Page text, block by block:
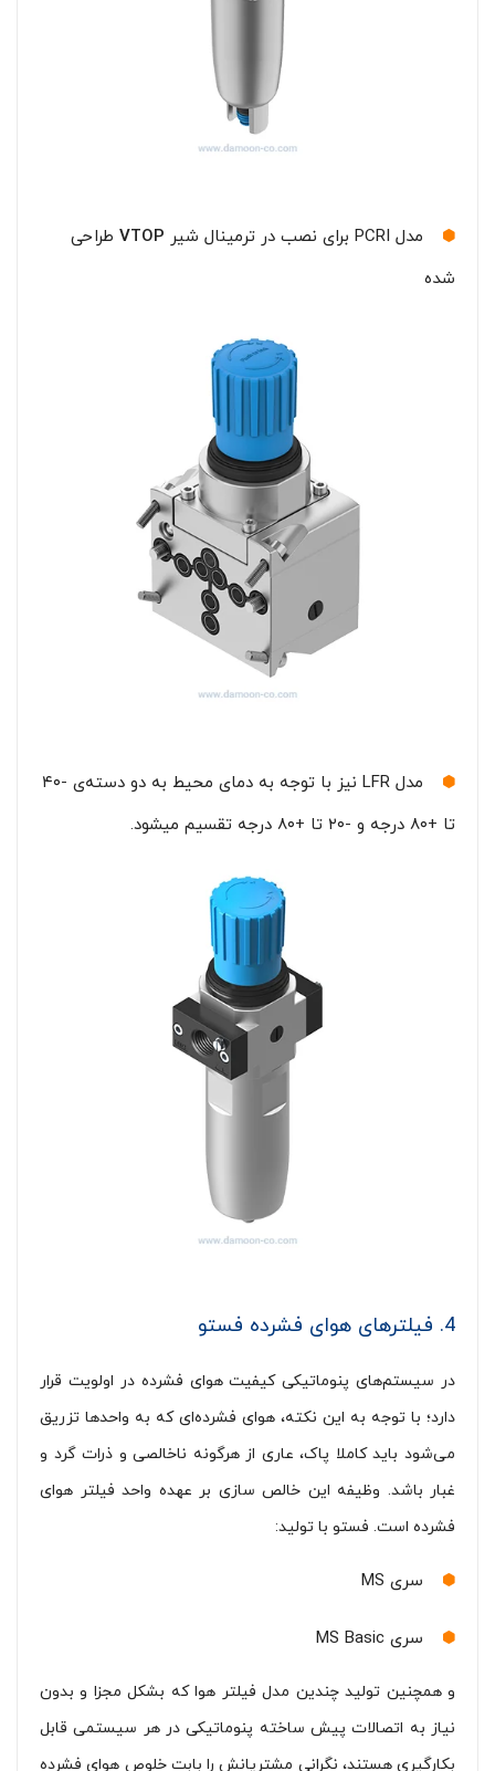
مدل PCRI برای نصب در ترمینال شیر VTOP طراحی
شده
مدل LFR نیز با توجه به دمای محیط به دو دسته‌ی -۴۰
تا +۸۰ درجه و -۲۰ تا +۸۰ درجه تقسیم میشود.
4. فیلترهای هوای فشرده فستو
در سیستم‌های پنوماتیکی کیفیت هوای فشرده در اولویت قرار
دارد؛ با توجه به این نکته، هوای فشرده‌ای که به واحدها تزریق
می‌شود باید کاملا پاک، عاری از هرگونه ناخالصی و ذرات گرد و
غبار باشد. وظیفه این خالص سازی بر عهده واحد فیلتر هوای
فشرده است. فستو با تولید:
سری MS
سری MS Basic
و همچنین تولید چندین مدل فیلتر هوا که بشکل مجزا و بدون
نیاز به اتصالات پیش ساخته پنوماتیکی در هر سیستمی قابل
بکارگیری هستند، نگرانی مشتریانش را بابت خلوص هوای فشرده